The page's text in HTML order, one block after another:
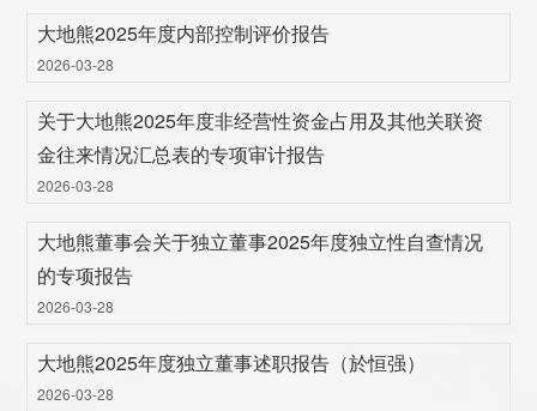
大地熊2025年度内部控制评价报告
2026-03-28
关于大地熊2025年度非经营性资金占用及其他关联资
金往来情况汇总表的专项审计报告
2026-03-28
大地熊董事会关于独立董事2025年度独立性自查情况
的专项报告
2026-03-28
大地熊2025年度独立董事述职报告（於恒强）
2026-03-28